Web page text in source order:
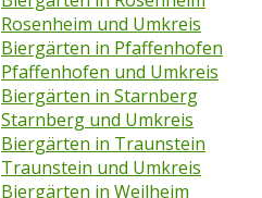
Rosenheim und Umkreis
Biergärten in Pfaffenhofen
Pfaffenhofen und Umkreis
Biergärten in Starnberg
Starnberg und Umkreis
Biergärten in Traunstein
Traunstein und Umkreis
Biergärten in Weilheim